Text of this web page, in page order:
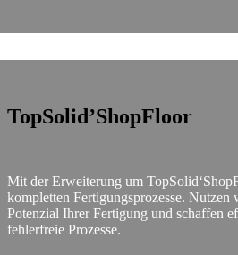
TopSolid’ShopFloor
Mit der Erweiterung um
kompletten Fertigungsprozesse. Nutzen
Potenzial Ihrer Fertigung und schaffen
fehlerfreie Prozesse.